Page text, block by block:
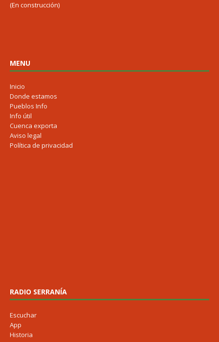
(En construcción)
MENU
Inicio
Donde estamos
Pueblos Info
Info útil
Cuenca exporta
Aviso legal
Política de privacidad
RADIO SERRANÍA
Escuchar
App
Historia